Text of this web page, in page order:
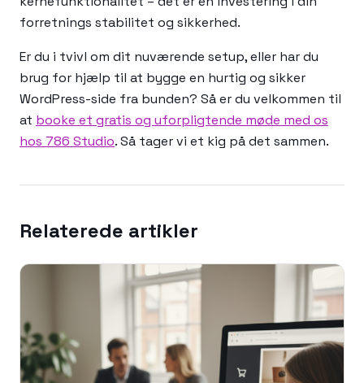
forretnings stabilitet og sikkerhed.
Er du i tvivl om dit nuværende setup, eller har du
brug for hjælp til at bygge en hurtig og sikker
WordPress-side fra bunden? Så er du velkommen til
at booke et gratis og uforpligtende møde med os
hos 786 Studio. Så tager vi et kig på det sammen.
Relaterede artikler